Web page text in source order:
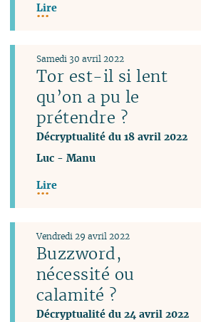
Lire
Tor est-il si lent
qu’on a pu le
prétendre ?
Décryptualité du 18 avril 2022
Samedi 30 avril 2022
Luc -Manu
Lire
Buzzword,
nécessité ou
calamité ?
Décryptualité du 24 avril 2022
Vendredi 29 avril 2022